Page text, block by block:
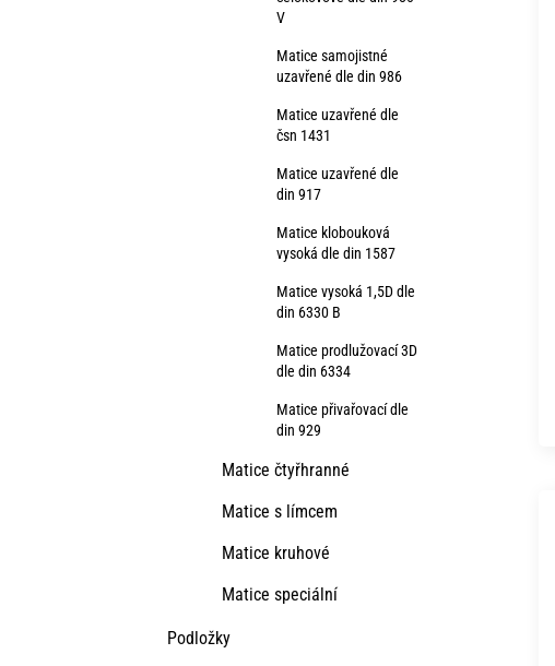
V
Matice samojistné
uzavřené dle din 986
Matice uzavřené dle
čsn 1431
Matice uzavřené dle
din 917
Matice klobouková
vysoká dle din 1587
Matice vysoká 1,5D dle
din 6330 B
Matice prodlužovací 3D
dle din 6334
Matice přivařovací dle
din 929
Matice čtyřhranné
Matice s límcem
Matice kruhové
Matice speciální
Podložky